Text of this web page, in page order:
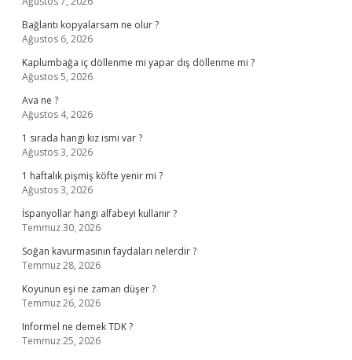
Bağlantı kopyalarsam ne olur ?
Ağustos 6, 2026
Kaplumbağa iç döllenme mi yapar dış döllenme mi ?
Ağustos 5, 2026
Ava ne ?
Ağustos 4, 2026
1 sırada hangi kız ismi var ?
Ağustos 3, 2026
1 haftalık pişmiş köfte yenir mi ?
Ağustos 3, 2026
İspanyollar hangi alfabeyi kullanır ?
Temmuz 30, 2026
Soğan kavurmasının faydaları nelerdir ?
Temmuz 28, 2026
Koyunun eşi ne zaman düşer ?
Temmuz 26, 2026
Informel ne demek TDK ?
Temmuz 25, 2026